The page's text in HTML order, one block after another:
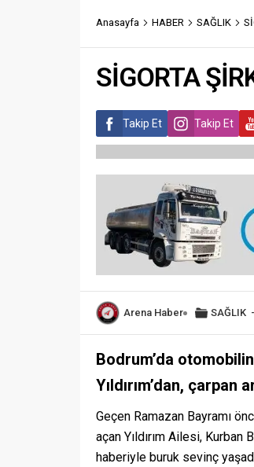
Anasayfa HABER SAĞLIK
SİGORTA
Takip Et Takip Et
Arena Haber SAĞLIK -
Bodrum’da
Yıldırım’dan,
Geçen Ramazan Bayramı
açan Yıldırım Ailesi,
haberiyle buruk sevinç